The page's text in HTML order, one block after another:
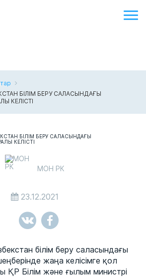
БІЛІМ БЕРУ САЛАСЫНДАҒЫ
КЕЛІСТІ
МОН РК
23.12.2021
білім беру саласындағы
жаңа келісімге қол
ҚР Білім және ғылым министрі